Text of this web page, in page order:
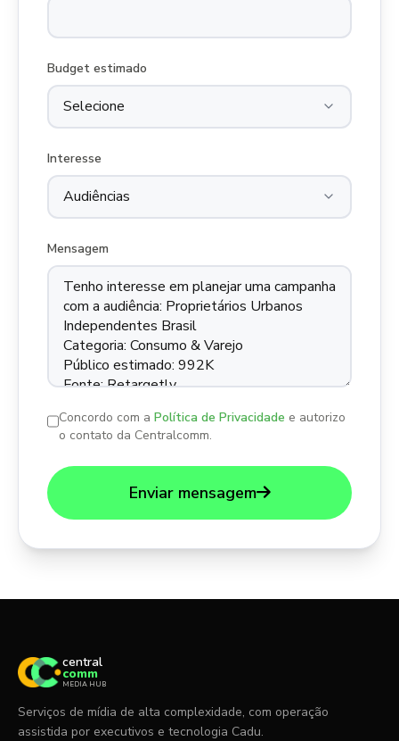
Budget estimado
Interesse
Mensagem
Concordo com aPolítica de Privacidade e autorizo
o contato da Centralcomm.
Enviar mensagem
central
comm
MEDIA HUB
Serviços de mídia de alta complexidade, com operação
assistida por executivos e tecnologia Cadu.